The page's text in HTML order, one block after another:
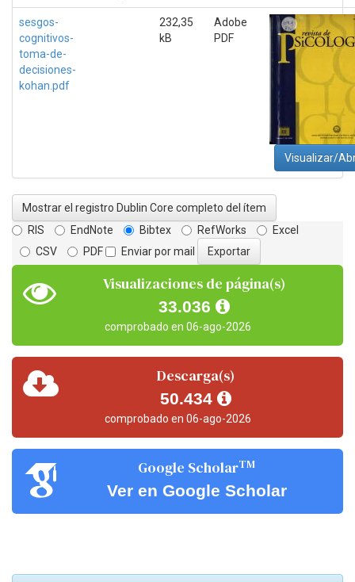
sesgos-
cognitivos-
toma-de-
decisiones-
kohan.pdf
232,35
kB
Adobe
PDF
Visualizar/
Mostrar el registro Dublin Core completo del ítem
RIS
EndNote Bibtex RefWorks
Excel
CSV
PDF Enviar por mail
Visualizaciones de página(s)
33.036
comprobado en 06-ago-2026
Descarga(s)
50.434
comprobado en 06-ago-2026
Google ScholarTM
Ver en Google Scholar